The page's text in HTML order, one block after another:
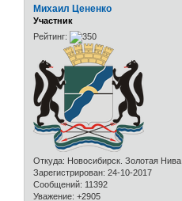
Михаил Цененко
Участник
Рейтинг:
Откуда: Новосибирск. Золотая Нива
Зарегистрирован: 24-10-2017
Сообщений: 11392
Уважение: +2905